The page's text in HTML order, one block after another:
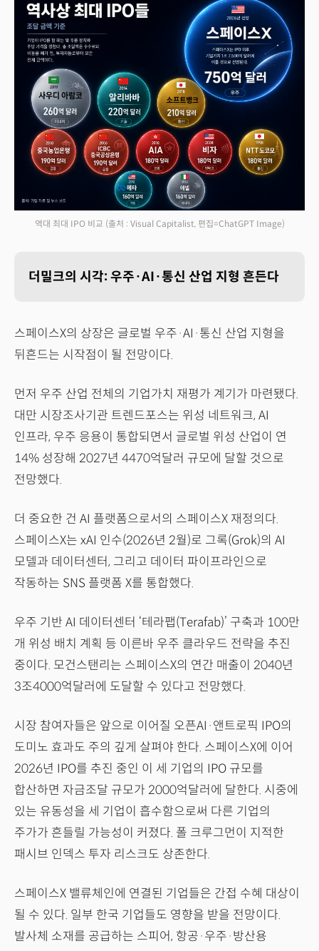
역대 최대 IPO 비교 (출처 : Visual Capitalist, 편집=ChatGPT Image)
더밀크의 시각: 우주·AI·통신 산업 지형 흔든다
스페이스X의 상장은 글로벌 우주·AI·통신 산업 지형을
뒤흔드는 시작점이 될 전망이다.
먼저 우주 산업 전체의 기업가치 재평가 계기가 마련됐다.
대만 시장조사기관 트렌드포스는 위성 네트워크, AI
인프라, 우주 응용이 통합되면서 글로벌 위성 산업이 연
14% 성장해 2027년 4470억달러 규모에 달할 것으로
전망했다.
더 중요한 건 AI 플랫폼으로서의 스페이스X 재정의다.
스페이스X는 xAI 인수(2026년 2월)로 그록(Grok)의 AI
모델과 데이터센터, 그리고 데이터 파이프라인으로
작동하는 SNS 플랫폼 X를 통합했다.
우주 기반 AI 데이터센터 ‘테라팹(Terafab)’ 구축과 100만
개 위성 배치 계획 등 이른바 우주 클라우드 전략을 추진
중이다. 모건스탠리는 스페이스X의 연간 매출이 2040년
3조4000억달러에 도달할 수 있다고 전망했다.
시장 참여자들은 앞으로 이어질 오픈AI·앤트로픽 IPO의
도미노 효과도 주의 깊게 살펴야 한다. 스페이스X에 이어
2026년 IPO를 추진 중인 이 세 기업의 IPO 규모를
합산하면 자금조달 규모가 2000억달러에 달한다. 시중에
있는 유동성을 세 기업이 흡수함으로써 다른 기업의
주가가 흔들릴 가능성이 커졌다. 폴 크루그먼이 지적한
패시브 인덱스 투자 리스크도 상존한다.
스페이스X 밸류체인에 연결된 기업들은 간접 수혜 대상이
될 수 있다. 일부 한국 기업들도 영향을 받을 전망이다.
발사체 소재를 공급하는 스피어, 항공·우주·방산용